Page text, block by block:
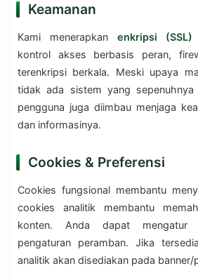
Keamanan
Kami menerapkan enkripsi (SSL)
kontrol akses berbasis peran,
terenkripsi berkala. Meski upaya
tidak ada sistem yang
pengguna juga diimbau menjaga
dan informasinya.
Cookies & Preferensi
Cookies fungsional membantu
cookies analitik membantu
konten. Anda dapat mengatur
pengaturan peramban. Jika
analitik akan disediakan pada banner/